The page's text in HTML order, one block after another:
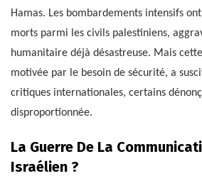
Hamas. Les bombardements intensifs
morts parmi les civils palestiniens,
humanitaire déjà désastreuse. Mais
motivée par le besoin de sécurité, a
critiques internationales, certains
disproportionnée.
La Guerre De La
Israélien ?